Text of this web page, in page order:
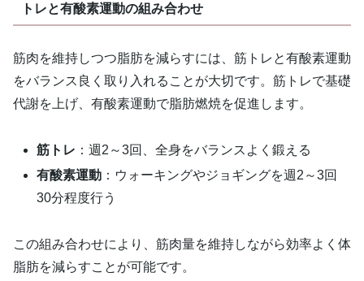
トレと有酸素運動の組み合わせ
筋肉を維持しつつ脂肪を減らすには、筋トレと有酸素運動
をバランス良く取り入れることが大切です。筋トレで基礎
代謝を上げ、有酸素運動で脂肪燃焼を促進します。
筋トレ ：週2～3回、全身をバランスよく鍛える
有酸素運動 ：ウォーキングやジョギングを週2～3回
30分程度行う
この組み合わせにより、筋肉量を維持しながら効率よく体
脂肪を減らすことが可能です。